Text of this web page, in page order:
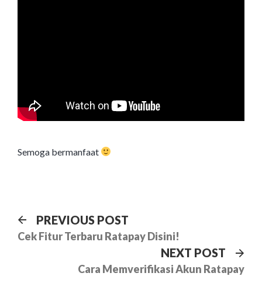
Semoga bermanfaat
Navigasi
pos
PREVIOUS POST
post:
Cek Fitur Terbaru Ratapay Disini!
NEXT POST
Cara Memverifikasi Akun Ratapay